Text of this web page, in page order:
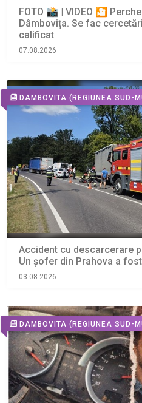
FOTO 📸 | VIDEO 🎦
Dâmbovița. Se fac
calificat
07.08.2026
DAMBOVITA (REGIUNEA SUD-
Accident cu descarcerare
Un șofer din Prahova a
03.08.2026
DAMBOVITA (REGIUNEA SUD-